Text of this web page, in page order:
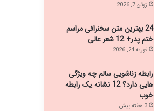
ژوئن 7, 2026
24 بهترین متن سخنرانی مراسم
ختم پدر+ 12 شعر عالی
فوریه 24, 2026
رابطه زناشویی سالم چه ویژگی
هایی دارد؟ 12 نشانه یک رابطه
خوب
3 هفته پیش